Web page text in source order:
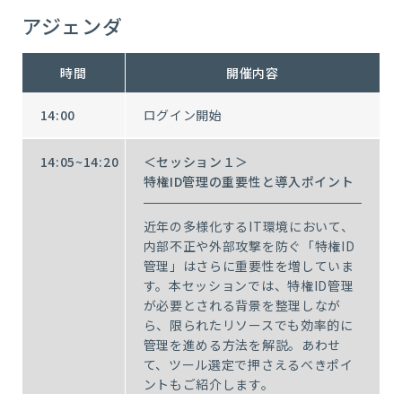
アジェンダ
時間 開催内容
14:00 ログイン開始
14:05~14:20
＜セッション１＞
特権ID管理の重要性と導入ポイント
近年の多様化するIT環境において、
内部不正や外部攻撃を防ぐ「特権ID
管理」はさらに重要性を増していま
す。本セッションでは、特権ID管理
が必要とされる背景を整理しなが
ら、限られたリソースでも効率的に
管理を進める方法を解説。あわせ
て、ツール選定で押さえるべきポイ
ントもご紹介します。